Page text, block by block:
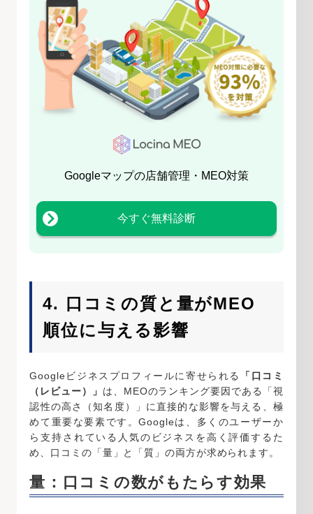
Googleマップの店舗管理・MEO対策
今すぐ無料診断
4. 口コミの質と量がMEO
順位に与える影響
Googleビジネスプロフィールに寄せられる
「口コミ
（レビュー）」 は、MEOのランキング要因である「視
認性の高さ（知名度）」に直接的な影響を与える、極
めて重要な要素です。Googleは、多くのユーザーか
ら支持されている人気のビジネスを高く評価するた
め、口コミの「量」と「質」の両方が求められます。
量：口コミの数がもたらす効果